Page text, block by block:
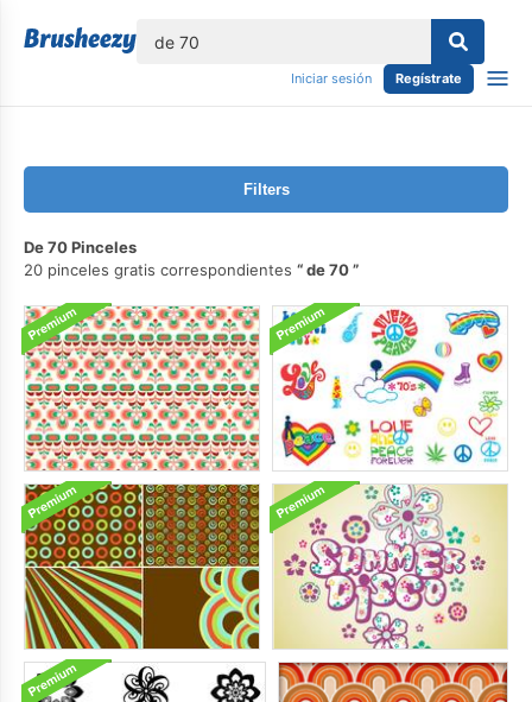
Iniciar sesión Regístrate
Filters
De 70 Pinceles
20 pinceles gratis correspondientes
de 70